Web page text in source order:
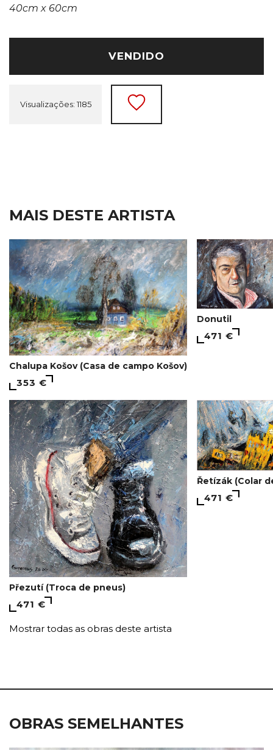
40cm x 60cm
VENDIDO
Visualizações: 1185
MAIS DESTE ARTISTA
Chalupa Košov (Casa de campo Košov)
353 €
Donutil
471 €
Přezutí (Troca de pneus)
471 €
Řetízák (Colar
471 €
Mostrar todas as obras deste artista
OBRAS SEMELHANTES